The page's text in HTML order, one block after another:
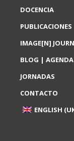
DOCENCIA
PUBLICACIONES
IMAGE[N]
BLOG | AGENDA
JORNADAS
CONTACTO
ENGLISH